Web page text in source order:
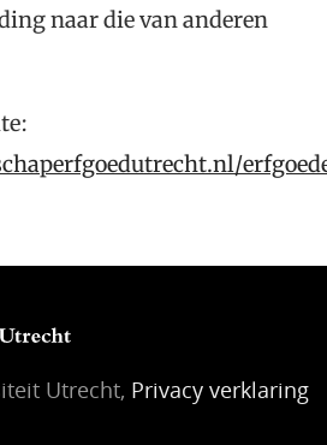
naar die van anderen
Utrecht, Privacy verklaring